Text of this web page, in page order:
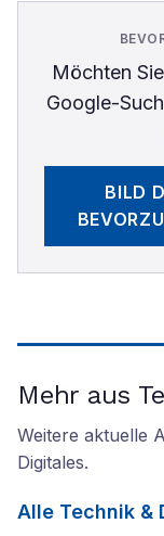
Möchten Sie
Google-
BILD
Mehr aus
Weitere aktuelle
Digitales.
Alle Technik &